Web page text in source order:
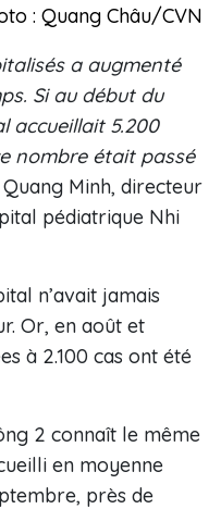
: Quang Châu/CVN
a augmenté
Si au début du
accueillait 5.200
nombre était passé
Minh, directeur
pédiatrique Nhi
n’avait jamais
Or, en août et
à 2.100 cas ont été
2 connaît le même
en moyenne
près de